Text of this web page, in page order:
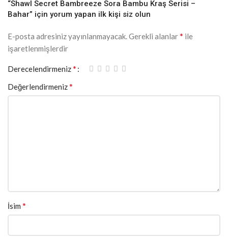
“Shawl Secret Bambreeze Sora Bambu Kraş Serisi –
Bahar” için yorum yapan ilk kişi siz olun
E-posta adresiniz yayınlanmayacak.Gerekli alanlar* ile
işaretlenmişlerdir
Derecelendirmeniz*
Değerlendirmeniz*
İsim *